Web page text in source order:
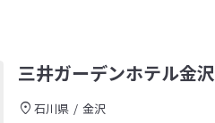
三井ガーデンホテル金沢
石川県
金沢